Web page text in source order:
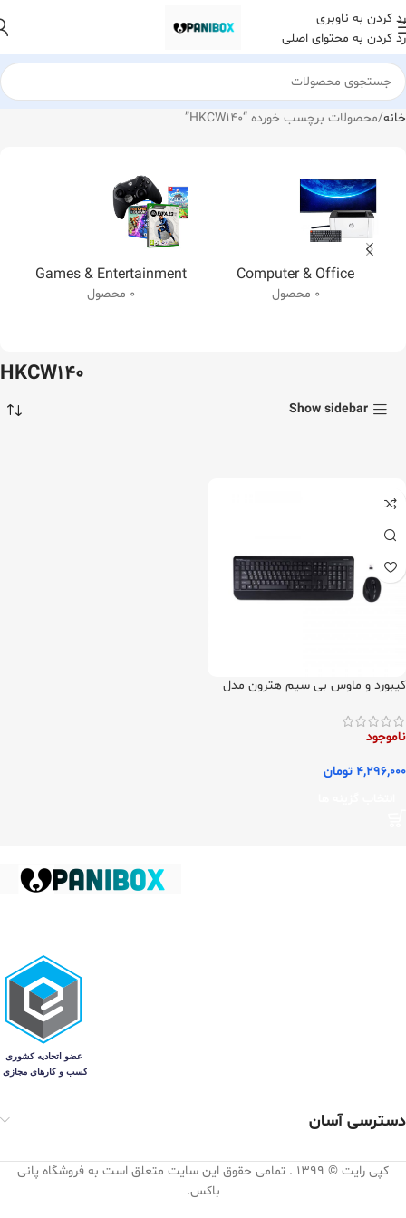
رد کردن به ناوبری
رد کردن به محتوای اصلی
خانه محصولات برچسب خورده “HKCW140”
Computer & Office
0 محصول
Games & Entertainment
0 محصول
HKCW140
Show sidebar
کیبورد و ماوس بی سیم هترون مدل
ناموجود
4,296,000 تومان
دسترسی آسان
کپی رایت © 1399 . تمامی حقوق این سایت متعلق است به فروشگاه پانی
باکس.